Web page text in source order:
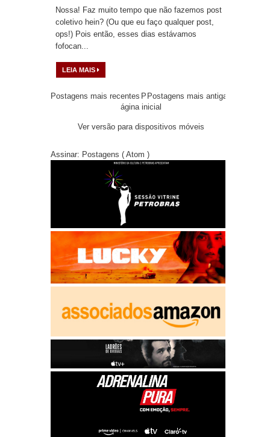
Nossa! Faz muito tempo que não fazemos post
coletivo hein? (Ou que eu faço qualquer post,
ops!) Pois então, esses dias estávamos
fofocan...
LEIA MAIS
Postagens mais recentes Postagens mais antigas
P
ágina inicial
Ver versão para dispositivos móveis
Assinar: Postagens ( Atom )